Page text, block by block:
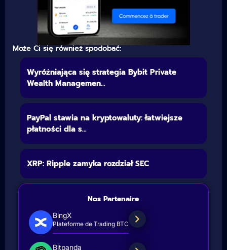
Może Ci się również spodobać:
Wyróżniająca się strategia Bybit Private
Wealth Managemen...
PayPal stawia na kryptowaluty: łatwiejsze
płatności dla s...
XRP: Ripple zamyka rozdział SEC
Nos Partenaire
BingX
Plateforme de Trading BTC
Bitpanda